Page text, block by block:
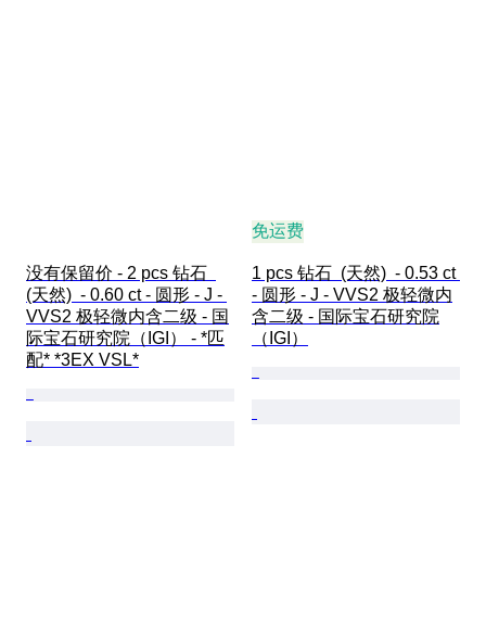
没有保留价 - 2 pcs 钻石
(天然)  - 0.60 ct - 圆形 - J -
VVS2 极轻微内含二级 - 国
际宝石研究院（IGI） - *匹
配* *3EX VSL*
免运费
1 pcs 钻石  (天然)  - 0.53 ct
- 圆形 - J - VVS2 极轻微内
含二级 - 国际宝石研究院
（IGI）